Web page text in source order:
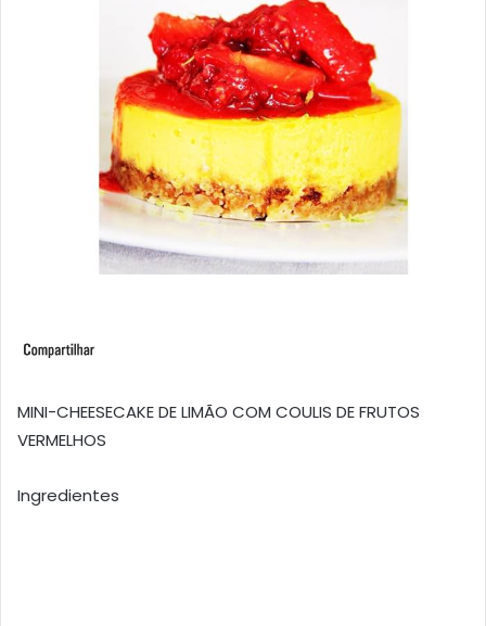
MINI-CHEESECAKE DE LIMÃO COM COULIS DE FRUTOS
VERMELHOS
Ingredientes